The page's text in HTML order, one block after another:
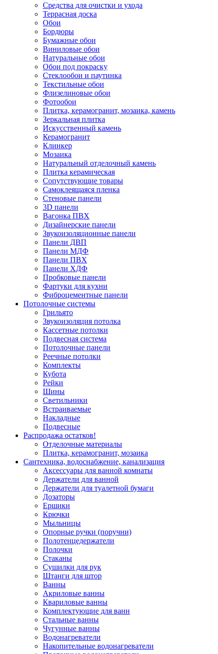
Средства для очистки и ухода
Террасная доска
Обои
Бордюры
Бумажные обои
Виниловые обои
Натуральные обои
Обои под покраску
Стеклообои и паутинка
Текстильные обои
Флизелиновые обои
Фотообои
Плитка, керамогранит, мозаика, камень
Зеркальная плитка
Искусственный камень
Керамогранит
Клинкер
Мозаика
Натуральный отделочный камень
Плитка керамическая
Сопутствующие товары
Самоклеящаяся пленка
Стеновые панели
3D панели
Вагонка ПВХ
Дизайнерские панели
Звукоизоляционные панели
Панели ДВП
Панели МДФ
Панели ПВХ
Панели ХДФ
Пробковые панели
Фартуки для кухни
Фиброцементные панели
Потолочные системы
Грильято
Звукоизоляция потолка
Кассетные потолки
Подвесная система
Потолочные панели
Реечные потолки
Комплекты
Кубота
Рейки
Шины
Светильники
Встраиваемые
Накладные
Подвесные
Распродажа остатков!
Отделочные материалы
Плитка, керамогранит, мозаика
Сантехника, водоснабжение, канализация
Аксессуары для ванной комнаты
Держатели для ванной
Держатели для туалетной бумаги
Дозаторы
Ершики
Крючки
Мыльницы
Опорные ручки (поручни)
Полотенцедержатели
Полочки
Стаканы
Сушилки для рук
Штанги для штор
Ванны
Акриловые ванны
Квариловые ванны
Комплектующие для ванн
Стальные ванны
Чугунные ванны
Водонагреватели
Накопительные водонагреватели